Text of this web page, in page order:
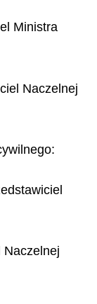
Ministra
Naczelnej
Naczelnej